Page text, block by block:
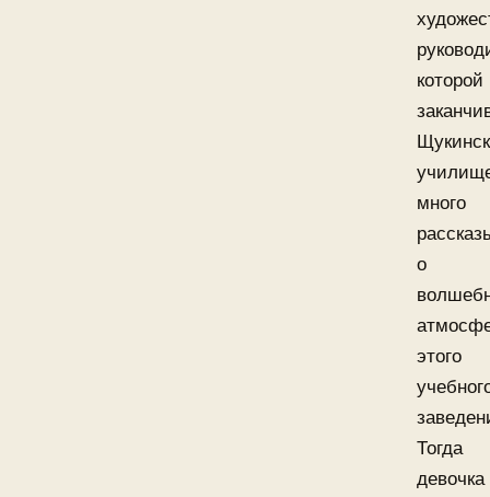
которой
много
о
этого
Тогда
девочка